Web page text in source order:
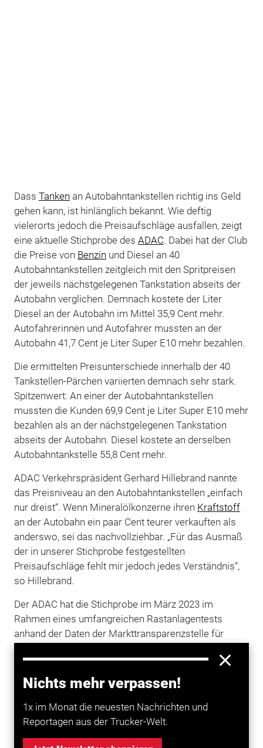
Nichts mehr verpassen!
1x im Monat die neuesten Nachrichten und
Reportagen aus der Trucker-Welt.
Dass Tanken an Autobahntankstellen richtig ins Geld
gehen kann, ist hinlänglich bekannt. Wie deftig
vielerorts jedoch die Preisaufschläge ausfallen, zeigt
eine aktuelle Stichprobe des ADAC. Dabei hat der Club
die Preise von Benzin und Diesel an 40
Autobahntankstellen zeitgleich mit den Spritpreisen
der jeweils nächstgelegenen Tankstation abseits der
Autobahn verglichen. Demnach kostete der Liter
Diesel an der Autobahn im Mittel 35,9 Cent mehr.
Autofahrerinnen und Autofahrer mussten an der
Autobahn 41,7 Cent je Liter Super E10 mehr bezahlen.
Die ermittelten Preisunterschiede innerhalb der 40
Tankstellen-Pärchen variierten demnach sehr stark.
Spitzenwert: An einer der Autobahntankstellen
mussten die Kunden 69,9 Cent je Liter Super E10 mehr
bezahlen als an der nächstgelegenen Tankstation
abseits der Autobahn. Diesel kostete an derselben
Autobahntankstelle 55,8 Cent mehr.
ADAC Verkehrspräsident Gerhard Hillebrand nannte
das Preisniveau an den Autobahntankstellen „einfach
nur dreist“. Wenn Mineralölkonzerne ihren Kraftstoff
an der Autobahn ein paar Cent teurer verkauften als
anderswo, sei das nachvollziehbar. „Für das Ausmaß
der in unserer Stichprobe festgestellten
Preisaufschläge fehlt mir jedoch jedes Verständnis“,
so Hillebrand.
Der ADAC hat die Stichprobe im März 2023 im
Rahmen eines umfangreichen Rastanlagentests
anhand der Daten der Markttransparenzstelle für
Untersuchung über die Angebote in der Gastronomie,
die Sanitäranlagen und das sonstige Preisniveau an
Rastanlagen will der ADAC Mitte Juli veröffentlichen.